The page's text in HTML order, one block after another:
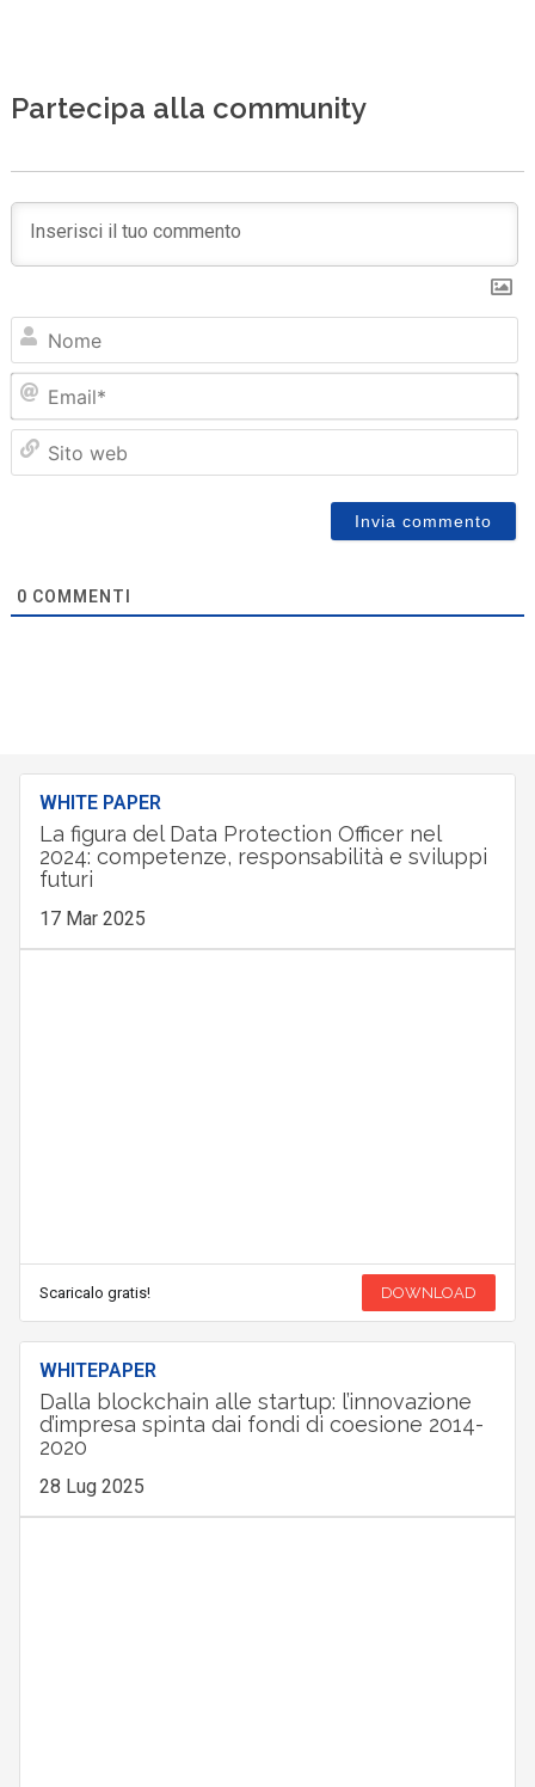
Partecipa alla community
0 COMMENTI
WHITE PAPER
La figura del Data Protection Officer nel
2024: competenze, responsabilità e sviluppi
futuri
17 Mar 2025
Scaricalo gratis! DOWNLOAD
WHITEPAPER
Dalla blockchain alle startup: l’innovazione
d’impresa spinta dai fondi di coesione 2014-
2020
28 Lug 2025